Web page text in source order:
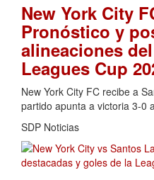
New York City
Pronóstico y
alineaciones
Leagues Cup
New York City FC recibe a
partido apunta a victoria 3-0
SDP Noticias